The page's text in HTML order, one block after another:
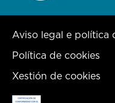
Aviso legal e política
Política de cookies
Xestión de cookies